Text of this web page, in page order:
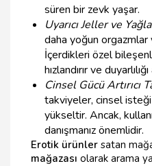
süren bir zevk yaşar.
Uyarıcı Jeller ve
daha yoğun orgazmlar
İçerdikleri özel
hızlandırır ve duyarlılığı
Cinsel Gücü Artırıcı
takviyeler, cinsel isteği
yükseltir. Ancak,
danışmanız önemlidir.
Erotik ürünler satan
mağazası olarak arama